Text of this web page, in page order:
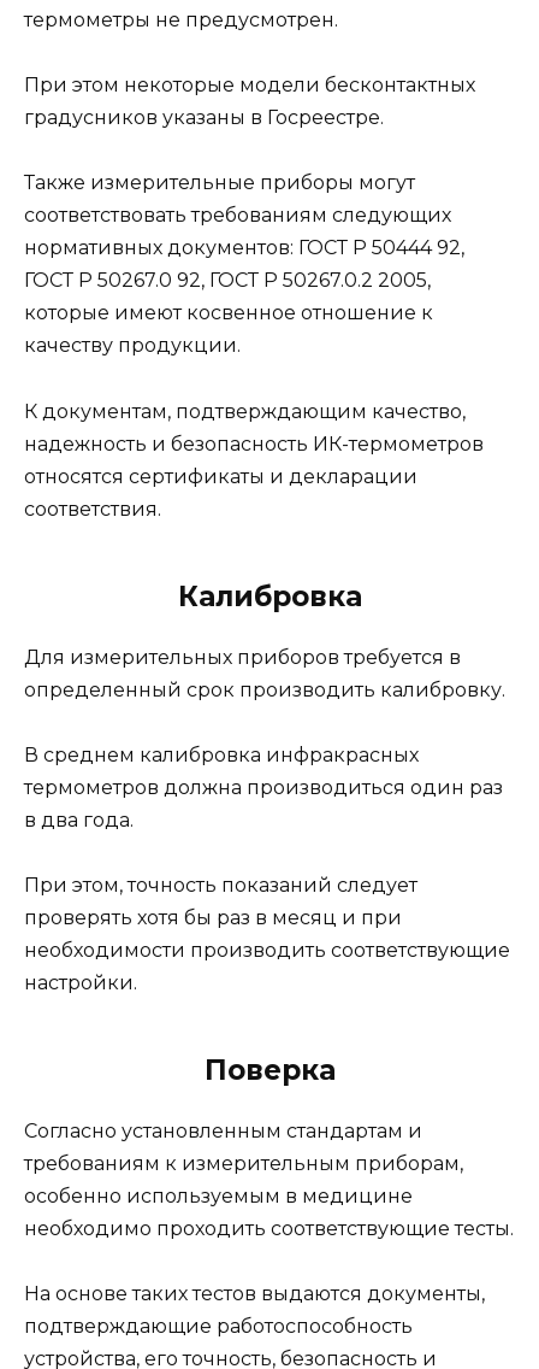
термометры не предусмотрен.
При этом некоторые модели бесконтактных
градусников указаны в Госреестре.
Также измерительные приборы могут
соответствовать требованиям следующих
нормативных документов: ГОСТ Р 50444 92,
ГОСТ Р 50267.0 92, ГОСТ Р 50267.0.2 2005,
которые имеют косвенное отношение к
качеству продукции.
К документам, подтверждающим качество,
надежность и безопасность ИК-термометров
относятся сертификаты и декларации
соответствия.
Калибровка
Для измерительных приборов требуется в
определенный срок производить калибровку.
В среднем калибровка инфракрасных
термометров должна производиться один раз
в два года.
При этом, точность показаний следует
проверять хотя бы раз в месяц и при
необходимости производить соответствующие
настройки.
Поверка
Согласно установленным стандартам и
требованиям к измерительным приборам,
особенно используемым в медицине
необходимо проходить соответствующие тесты.
На основе таких тестов выдаются документы,
подтверждающие работоспособность
устройства, его точность, безопасность и